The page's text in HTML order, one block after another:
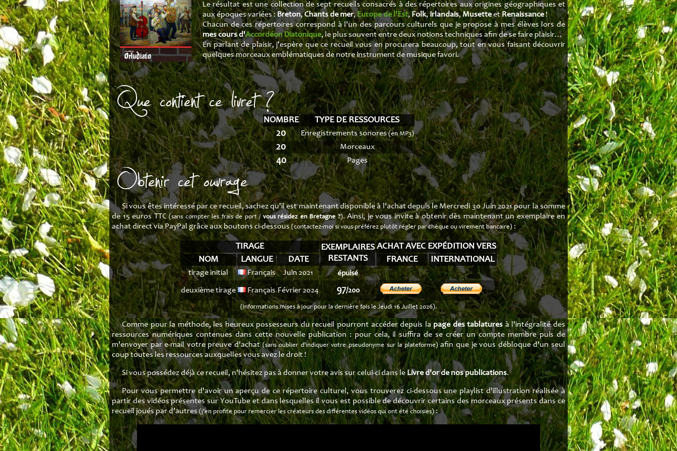
Tablatures
Transcription
Production
Recueil Chants de mer
Recueil Europe de l'Est
Recueil Folk
Recueil Irlandais
Recueil Musette
Recueil Renaissance
Heol
Liens
Le résultat est une collection de sept recueils consacrés à des répertoires aux origines géographiques et
aux époques variées :Breton,Chants de mer,Europe de l'Est, Folk,Irlandais,MusetteetRenaissance!
Chacun de ces répertoires correspond à l'un des parcours culturels que je propose à mes élèves lors de
mes cours d'Accordéon Diatonique, le plus souvent entre deux notions techniques afin de se faire plaisir…
En parlant de plaisir, j'espère que ce recueil vous en procurera beaucoup, tout en vous faisant découvrir
quelques morceaux emblématiques de notre instrument de musique favori.
Que contient ce livret ?NOMBRE TYPE DE RESSOURCES
20 Enregistrements sonores(en MP3)
20 Morceaux
40 Pages
Obtenir cet ouvrage
Si vous êtes intéressé par ce recueil, sachez qu'il est maintenant disponible à l'achat depuis le Mercredi 30 Juin 2021 pour la somme
de 15 euros TTC(sans compter les frais de port / vous résidez en Bretagne ?). Ainsi, je vous invite à obtenir dès maintenant un exemplaire en
achat direct via PayPal grâce aux boutons ci-dessous (contactez-moi si vous préférez plutôt régler par chèque ou virement bancaire) :
TIRAGE
EXEMPLAIRES
RESTANTS
ACHAT AVEC EXPÉDITION VERS
NOM
LANGUE DATE FRANCE INTERNATIONAL
tirage initial Français Juin 2021 épuisé
deuxième tirage Français Février 2024 97/200
(informations mises à jour pour la dernière fois le Jeudi 16 Juillet 2026).
Comme pour la méthode, les heureux possesseurs du recueil pourront accéder depuis lapage des tablaturesà l'intégralité des
ressources numériques contenues dans cette nouvelle publication : pour cela, il suffira de se créer un compte membre puis de
m'envoyer par e-mail votre preuve d'achat(sans oublier d'indiquer votre pseudonyme sur la plateforme)afin que je vous débloque d'un seul
coup toutes les ressources auxquelles vous avez le droit !
Si vous possédez déjà ce recueil, n'hésitez pas à donner votre avis sur celui-ci dans leLivre d'or de nos publications.
Pour vous permettre d'avoir un aperçu de ce répertoire culturel, vous trouverez ci-dessous une playlist d'illustration réalisée à
partir des vidéos présentes sur YouTube et dans lesquelles il vous est possible de découvrir certains des morceaux présents dans ce
recueil joués par d'autres(j'en profite pour remercier les créateurs des différentes vidéos qui ont été choisies):